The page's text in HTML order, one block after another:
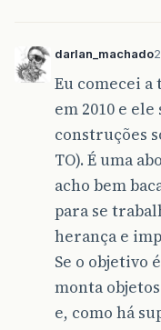
darlan_machado
Eu comecei
em 2010 e
construções
TO). É uma
acho bem
para se
herança e
Se o objetivo
monta
e, como há